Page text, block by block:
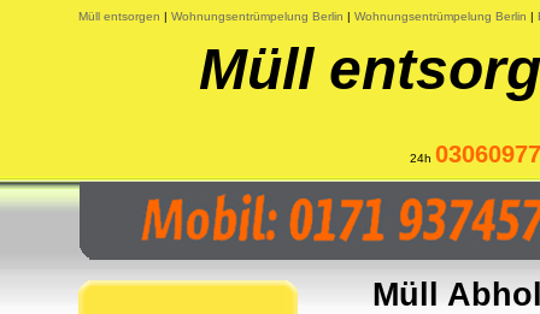
Müll entsorgen | Wohnungsentrümpelung Berlin | Wohnungsentrümpelung Berlin |
Müll
24h
Müll